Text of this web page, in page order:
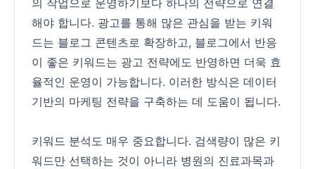
의 작업으로 운영하기보다 하나의 전략으로 연결
해야 합니다. 광고를 통해 많은 관심을 받는 키워
드는 블로그 콘텐츠로 확장하고, 블로그에서 반응
이 좋은 키워드는 광고 전략에도 반영하면 더욱 효
율적인 운영이 가능합니다. 이러한 방식은 데이터
기반의 마케팅 전략을 구축하는 데 도움이 됩니다.
키워드 분석도 매우 중요합니다. 검색량이 많은 키
워드만 선택하는 것이 아니라 병원의 진료과목과